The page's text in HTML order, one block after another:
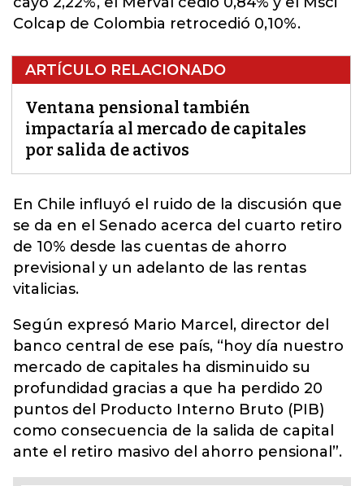
Colcap de Colombia retrocedió 0,10%.
ARTÍCULO RELACIONADO
Ventana pensional también
impactaría al mercado de capitales
por salida de activos
En Chile influyó el ruido de la discusión que
se da en el Senado acerca del cuarto retiro
de 10% desde las cuentas de ahorro
previsional y un adelanto de las rentas
vitalicias.
Según expresó Mario Marcel, director del
banco central de ese país, “hoy día nuestro
mercado de capitales ha disminuido su
profundidad gracias a que ha perdido 20
puntos del Producto Interno Bruto (PIB)
como consecuencia de la salida de capital
ante el retiro masivo del ahorro pensional”.